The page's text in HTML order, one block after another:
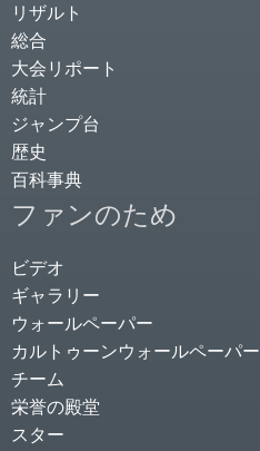
リザルト
総合
大会リポート
統計
ジャンプ台
歴史
百科事典
ファンのため
ビデオ
ギャラリー
ウォールペーパー
カルトゥーンウォールペーパー
チーム
栄誉の殿堂
スター